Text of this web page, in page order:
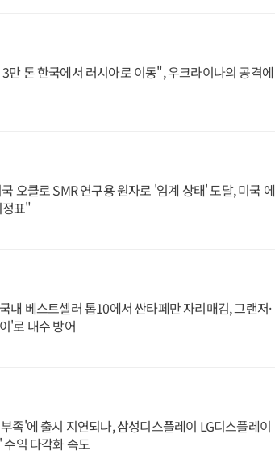
만 톤 한국에서 러시아로 이동", 우크라이나의 공격에
오클로 SMR 연구용 원자로 '임계 상태' 도달, 미국 에
표"
내 베스트셀러 톱10에서 싼타페만 자리매김, 그랜저·
'로 내수 방어
족'에 출시 지연되나, 삼성디스플레이 LG디스플레이
익 다각화 속도